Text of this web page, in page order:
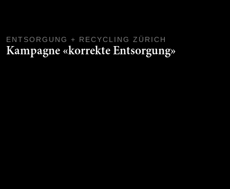
ENTSORGUNG + RECYCLING ZÜRICH
Kampagne «korrekte Entsorgung»